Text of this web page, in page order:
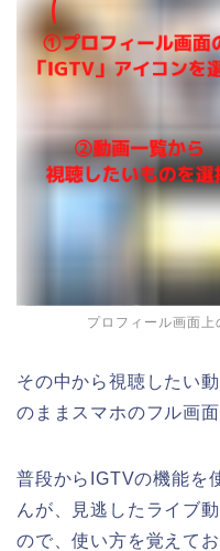
プロフィール画面
その中から視聴したい
のままスマホのフル画
普段からIGTVの機能を
んが、見逃したライブ
ので、使い方を覚えて